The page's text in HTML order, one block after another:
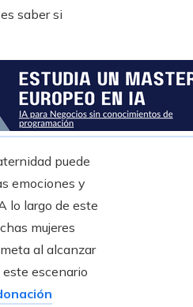
puede
emociones y
lo largo de este
mujeres
al alcanzar
escenario